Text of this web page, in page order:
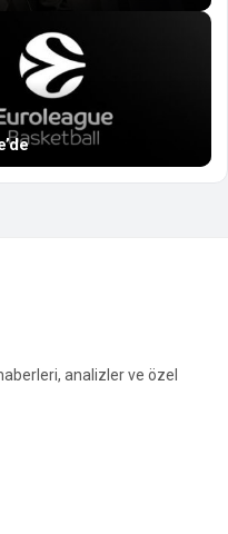
analizler ve özel